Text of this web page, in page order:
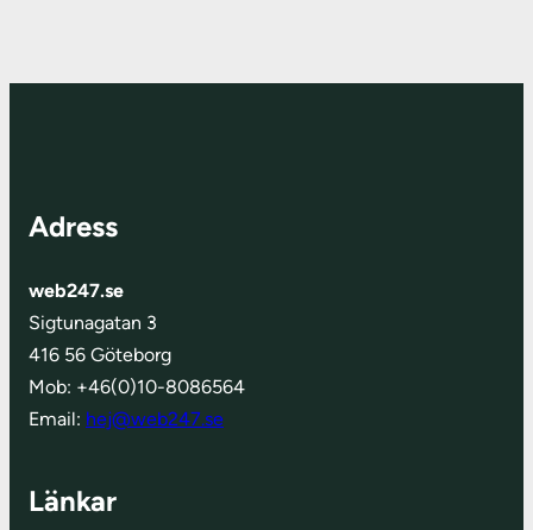
Adress
web247.se
Sigtunagatan 3
416 56 Göteborg
Mob: +46(0)10-8086564
Email: hej@web247.se
Länkar